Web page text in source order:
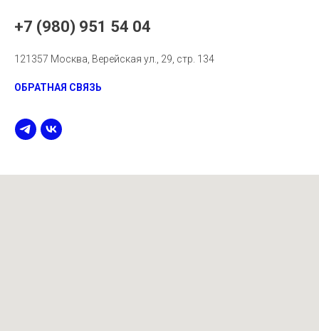
+7 (980) 951 54 04
121357 Москва, Верейская ул., 29, стр. 134
ОБРАТНАЯ СВЯЗЬ